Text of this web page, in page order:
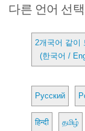
다른 언어 선택
2개국어 같이
(한국어 /
Русский
हिन्दी தமிழ்